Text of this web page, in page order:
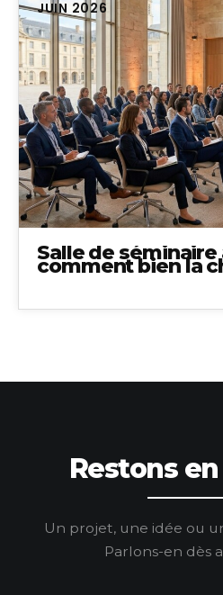
JUIN 2026
Salle de séminaire
comment bien la
Restons
Un projet, une idée ou
Parlons-en dès